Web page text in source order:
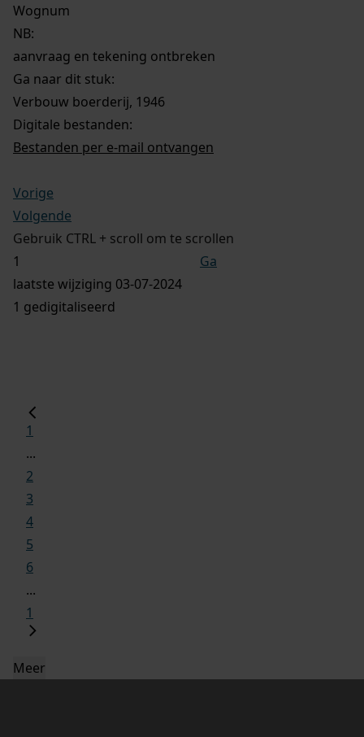
Wognum
NB:
aanvraag en tekening ontbreken
Ga naar dit stuk:
Verbouw boerderij, 1946
Digitale bestanden:
Bestanden per e-mail ontvangen
Vorige
Volgende
Gebruik CTRL + scroll om te scrollen
Ga
laatste wijziging 03-07-2024
1 gedigitaliseerd
1
...
2
3
4
5
6
...
1
Meer